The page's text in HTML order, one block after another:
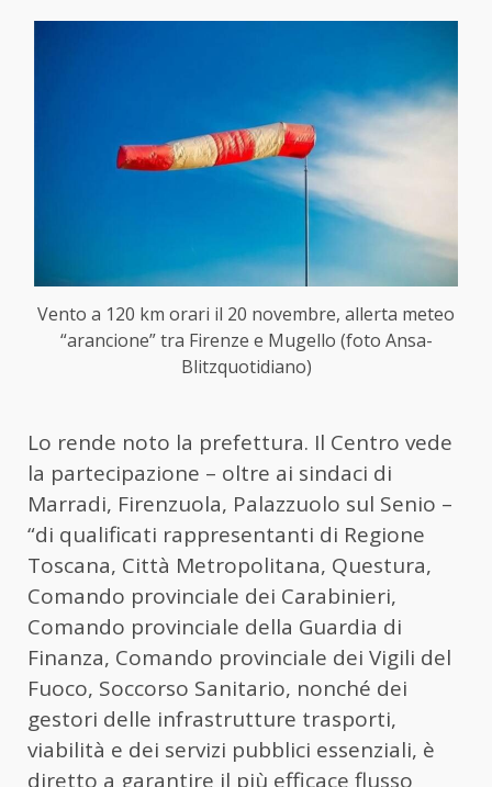
Vento a 120 km orari il 20 novembre, allerta meteo
“arancione” tra Firenze e Mugello (foto Ansa-
Blitzquotidiano)
Lo rende noto la prefettura. Il Centro vede
la partecipazione – oltre ai sindaci di
Marradi, Firenzuola, Palazzuolo sul Senio –
“di qualificati rappresentanti di Regione
Toscana, Città Metropolitana, Questura,
Comando provinciale dei Carabinieri,
Comando provinciale della Guardia di
Finanza, Comando provinciale dei Vigili del
Fuoco, Soccorso Sanitario, nonché dei
gestori delle infrastrutture trasporti,
viabilità e dei servizi pubblici essenziali, è
diretto a garantire il più efficace flusso